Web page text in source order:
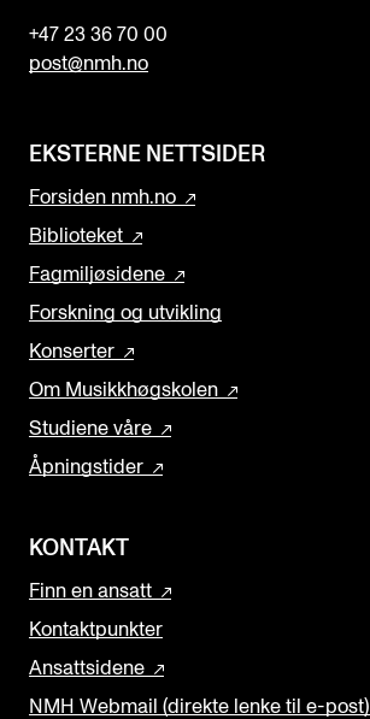
+47 23 36 70 00
post@nmh.no
EKSTERNE NETTSIDER
Forsiden nmh.no
Biblioteket
Fagmiljøsidene
Forskning og utvikling
Konserter
Om Musikkhøgskolen
Studiene våre
Åpningstider
KONTAKT
Finn en ansatt
Kontaktpunkter
Ansattsidene
NMH Webmail (direkte lenke til e-post)